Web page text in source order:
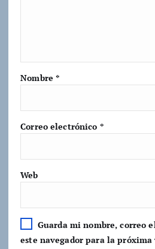
Nombre*
Correo electrónico *
Web
Guarda mi nombre, correo
este navegador para la próxima